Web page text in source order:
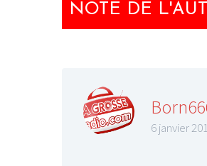
NOTE DE
6 janvier